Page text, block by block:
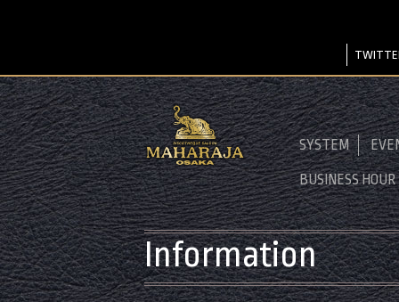
SYSTEM
BUSINESS HOUR
Information